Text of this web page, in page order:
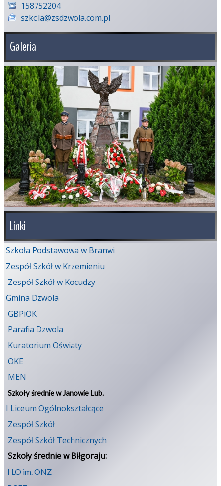
158752204
szkola@zsdzwola.com.pl
Galeria
Linki
Szkoła Podstawowa w Branwi
Zespół Szkół w Krzemieniu
Zespół Szkół w Kocudzy
Gmina Dzwola
GBPiOK
Parafia Dzwola
Kuratorium Oświaty
OKE
MEN
Szkoły średnie w Janowie Lub.
I Liceum Ogólnokształcące
Zespół Szkół
Zespół Szkół Technicznych
Szkoły średnie w Biłgoraju:
I LO im. ONZ